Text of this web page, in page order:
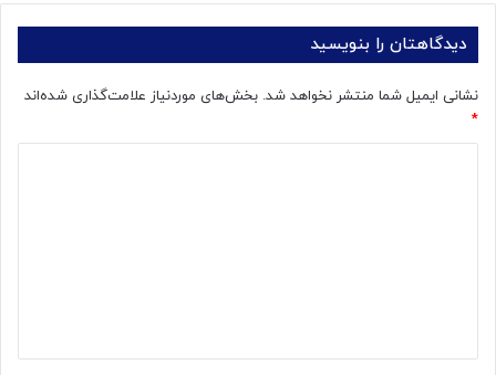
دیدگاهتان را بنویسید
نشانی ایمیل شما منتشر نخواهد شد. بخش‌های موردنیاز علامت‌گذاری شده‌اند
*
*